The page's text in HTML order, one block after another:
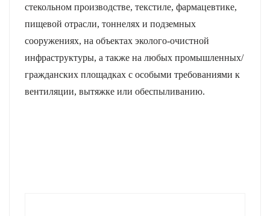
стекольном производстве, текстиле, фармацевтике,
пищевой отрасли, тоннелях и подземных
сооружениях, на объектах эколого-очистной
инфраструктуры, а также на любых промышленных/
гражданских площадках с особыми требованиями к
вентиляции, вытяжке или обеспыливанию.